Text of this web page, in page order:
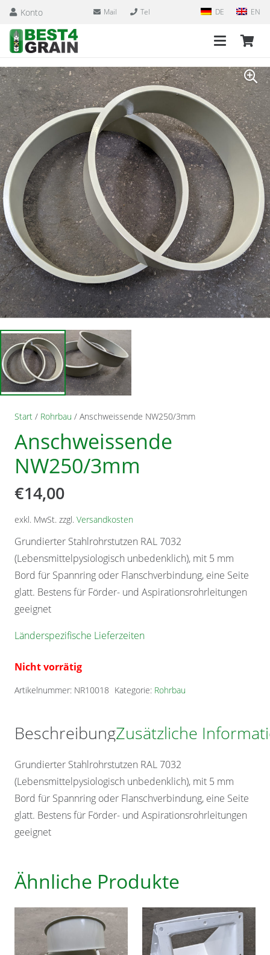
Konto Mail Tel DE EN
Start / Rohrbau / Anschweissende NW250/3mm
Anschweissende
NW250/3mm
€14,00
exkl. MwSt. zzgl. Versandkosten
Grundierter Stahlrohrstutzen RAL 7032
(Lebensmittelpysiologisch unbedenklich), mit 5 mm
Bord für Spannring oder Flanschverbindung, eine Seite
glatt. Bestens für Förder- und Aspirationsrohrleitungen
geeignet
Länderspezifische Lieferzeiten
Nicht vorrätig
Artikelnummer: NR10018 Kategorie: Rohrbau
BeschreibungZusätzliche
Grundierter Stahlrohrstutzen RAL 7032
(Lebensmittelpysiologisch unbedenklich), mit 5 mm
Bord für Spannring oder Flanschverbindung, eine Seite
glatt. Bestens für Förder- und Aspirationsrohrleitungen
geeignet
Ähnliche Produkte